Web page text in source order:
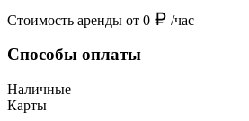
Стоимость аренды от 0 /час
Способы оплаты
Наличные
Карты